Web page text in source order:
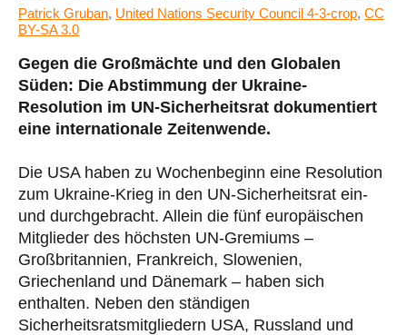
Patrick Gruban, United Nations Security Council 4-3-crop, CC
BY-SA 3.0
Gegen die Großmächte und den Globalen
Süden: Die Abstimmung der Ukraine-
Resolution im UN-Sicherheitsrat dokumentiert
eine internationale Zeitenwende.
Die USA haben zu Wochenbeginn eine Resolution
zum Ukraine-Krieg in den UN-Sicherheitsrat ein-
und durchgebracht. Allein die fünf europäischen
Mitglieder des höchsten UN-Gremiums –
Großbritannien, Frankreich, Slowenien,
Griechenland und Dänemark – haben sich
enthalten. Neben den ständigen
Sicherheitsratsmitgliedern USA, Russland und